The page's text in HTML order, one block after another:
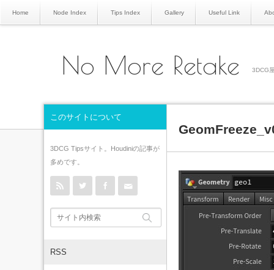
Home Node Index Tips Index Gallery Useful Link
No More Retake 3DCG
このサイトについて
3DCG Tipsサイト。Houdiniの記事が
多めです。
rss Twitter Facebook
RSS